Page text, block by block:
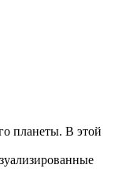
планеты. В этой